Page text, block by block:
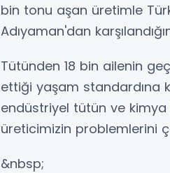
bin tonu aşan üretimle
Adıyaman'dan
Tütünden 18 bin ailenin
ettiği yaşam standardına
endüstriyel tütün ve kimya
üreticimizin problemlerini
&nbsp;